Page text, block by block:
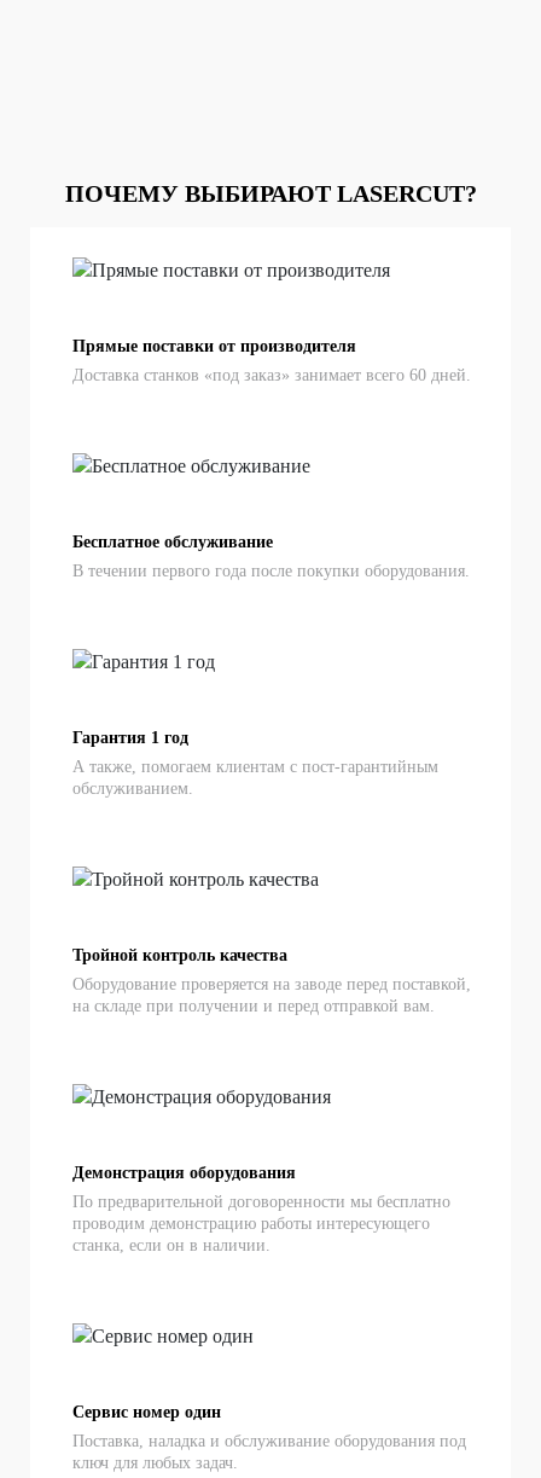
ПОЧЕМУ ВЫБИРАЮТ LASERCUT?
Прямые поставки от производителя
Доставка станков «под заказ» занимает всего 60 дней.
Бесплатное обслуживание
В течении первого года после покупки оборудования.
Гарантия 1 год
А также, помогаем клиентам с пост-гарантийным
обслуживанием.
Тройной контроль качества
Оборудование проверяется на заводе перед поставкой,
на складе при получении и перед отправкой вам.
Демонстрация оборудования
По предварительной договоренности мы бесплатно
проводим демонстрацию работы интересующего
станка, если он в наличии.
Сервис номер один
Поставка, наладка и обслуживание оборудования под
ключ для любых задач.